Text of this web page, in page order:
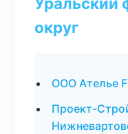
округ
ООО Ателье
Проект-